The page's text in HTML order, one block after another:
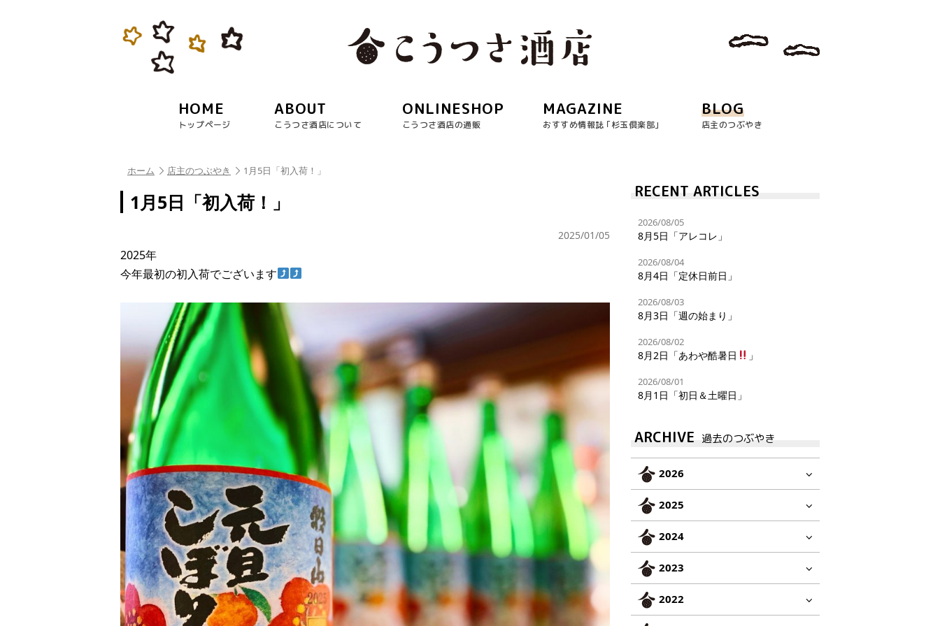
HOME
トップページ
ABOUT
こうつさ酒店について
ONLINESHOP
こうつさ酒店の通販
MAGAZINE
おすすめ情報誌 ｢杉玉倶楽部｣
BLOG
店主のつぶやき
ホーム 店主のつぶやき 1月5日「初入荷！」
1月5日「初入荷！」
2025/01/05
2025年
今年最初の初入荷でございます
RECENT ARTICLES
2026/08/05
8月5日「アレコレ」
2026/08/04
8月4日「定休日前日」
2026/08/03
8月3日「週の始まり」
2026/08/02
8月2日「あわや酷暑日 」
2026/08/01
8月1日「初日＆土曜日」
ARCHIVE 過去のつぶやき
2026
2025
2024
2023
2022